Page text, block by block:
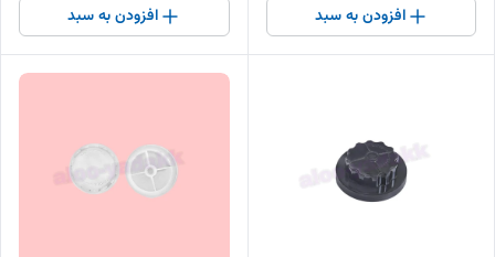
افزودن به سبد افزودن به سبد